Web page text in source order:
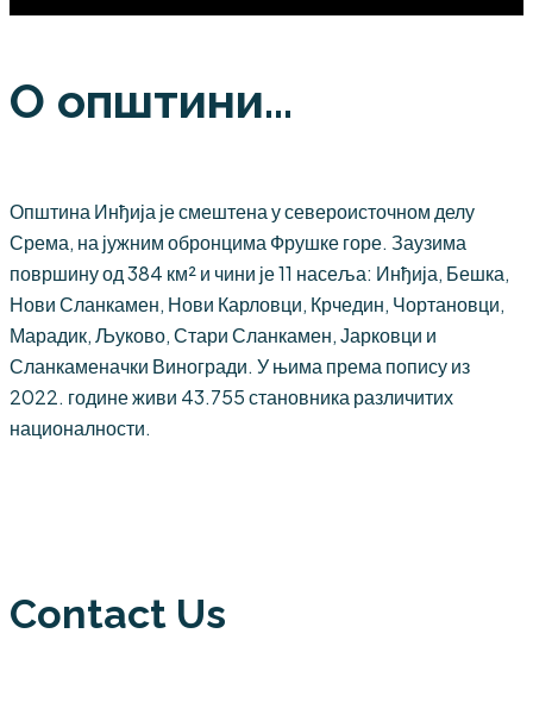
О општини...
Општина Инђија је смештена у североисточном делу
Срема, на јужним обронцима Фрушке горе. Заузима
површину од 384 км² и чини је 11 насеља: Инђија, Бешка,
Нови Сланкамен, Нови Карловци, Крчедин, Чортановци,
Марадик, Љуково, Стари Сланкамен, Јарковци и
Сланкаменачки Виногради. У њима према попису из
2022. године живи 43.755 становника различитих
националности.
Contact Us